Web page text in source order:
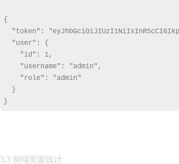
{
"token":
  "user": {
    "id": 1,
    "username": "admin",
    "role": "admin"
  }
3.3 前端页面设计